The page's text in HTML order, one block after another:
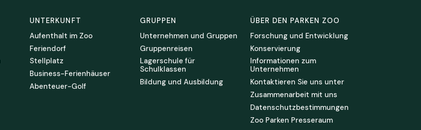
UNTERKUNFT
Aufenthalt im Zoo
Feriendorf
Stellplatz
Business-Ferienhäuser
Abenteuer-Golf
GRUPPEN
Unternehmen und Gruppen
Gruppenreisen
Lagerschule für
Schulklassen
Bildung und Ausbildung
ÜBER DEN PARKEN ZOO
Forschung und Entwicklung
Konservierung
Informationen zum
Unternehmen
Kontaktieren Sie uns unter
Zusammenarbeit mit uns
Datenschutzbestimmungen
Zoo Parken Presseraum